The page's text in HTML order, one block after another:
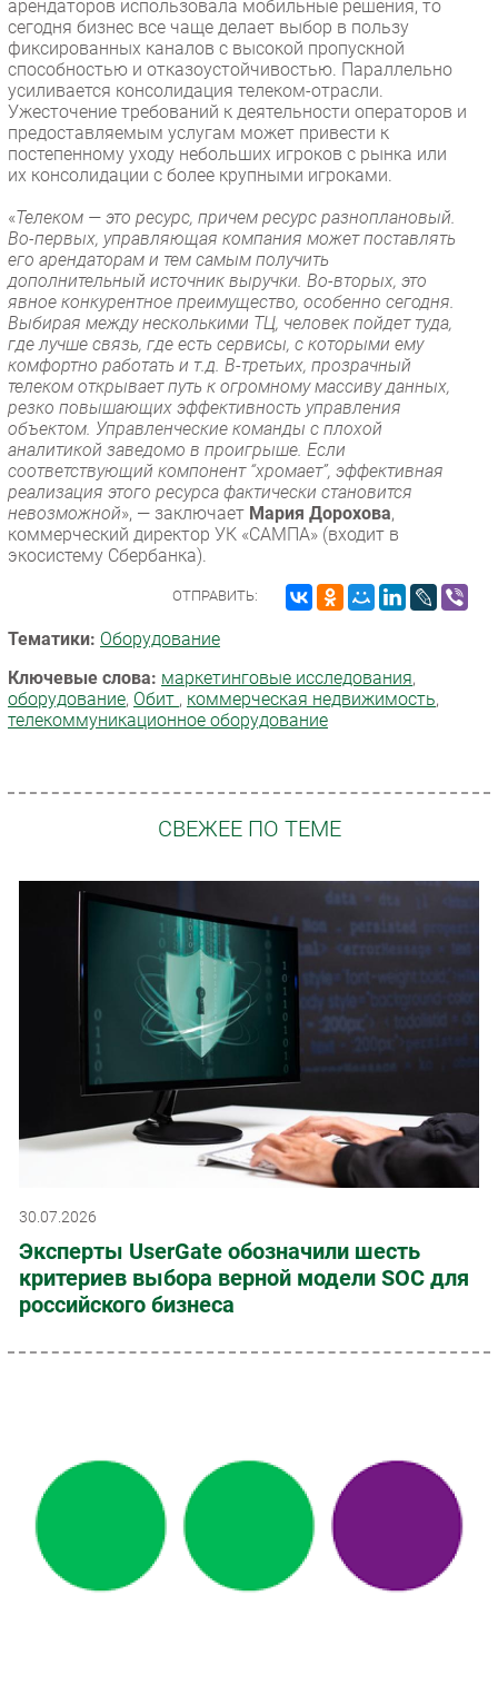
арендаторов использовала мобильные решения, то
сегодня бизнес все чаще делает выбор в пользу
фиксированных каналов с высокой пропускной
способностью и отказоустойчивостью. Параллельно
усиливается консолидация телеком-отрасли.
Ужесточение требований к деятельности операторов и
предоставляемым услугам может привести к
постепенному уходу небольших игроков с рынка или
их консолидации с более крупными игроками.
«Телеком — это ресурс, причем ресурс разноплановый.
Во-первых, управляющая компания может поставлять
его арендаторам и тем самым получить
дополнительный источник выручки. Во-вторых, это
явное конкурентное преимущество, особенно сегодня.
Выбирая между несколькими ТЦ, человек пойдет туда,
где лучше связь, где есть сервисы, с которыми ему
комфортно работать и т.д. В-третьих, прозрачный
телеком открывает путь к огромному массиву данных,
резко повышающих эффективность управления
объектом. Управленческие команды с плохой
аналитикой заведомо в проигрыше. Если
соответствующий компонент “хромает”, эффективная
реализация этого ресурса фактически становится
невозможной», — заключает Мария Дорохова,
коммерческий директор УК «САМПА» (входит в
экосистему Сбербанка).
ОТПРАВИТЬ:
Тематики: Оборудование
Ключевые слова: маркетинговые исследования,
оборудование, Обит , коммерческая недвижимость,
телекоммуникационное оборудование
СВЕЖЕЕ ПО ТЕМЕ
30.07.2026
Эксперты UserGate обозначили шесть
критериев выбора верной модели SOC для
российского бизнеса